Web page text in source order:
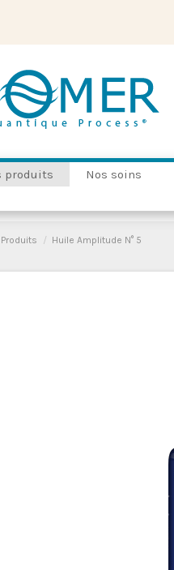
produits Nos soins
Huile Amplitude N° 5